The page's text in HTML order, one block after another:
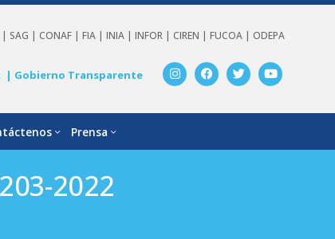
| SAG | CONAF |FIA |INIA |INFOR | CIREN |FUCOA | ODEPA
| Gobierno Transparente
Prensa
2022